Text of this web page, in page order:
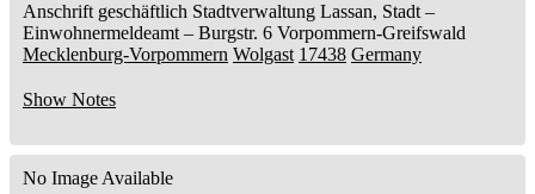
Anschrift geschäftlich Stadtverwaltung Lassan, Stadt –
Einwohnermeldeamt – Burgstr. 6 Vorpommern-Greifswald
Mecklenburg-Vorpommern Wolgast 17438 Germany
Show Notes
No Image Available